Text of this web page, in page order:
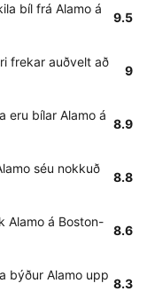
bíl frá Alamo á
9.5
frekar auðvelt að
9
eru bílar Alamo á
8.9
séu nokkuð
8.8
Alamo á Boston-
8.6
býður Alamo upp
8.3